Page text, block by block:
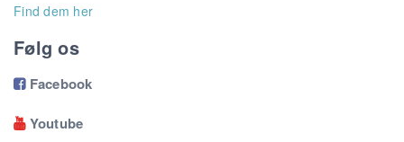
Find dem her
Følg os
Facebook
Youtube